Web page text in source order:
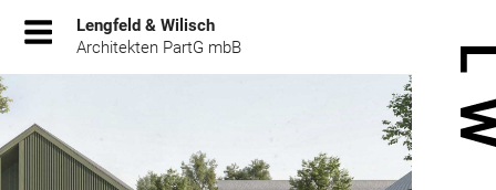
Inhalt
springen
Lengfeld & Wilisch
Architekten PartG mbB